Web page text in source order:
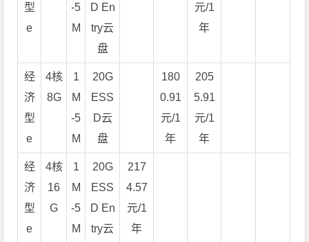
型
e
-5
M
D En
try云
盘
元/1
年
经
济
型
e
4核
8G
1
M
-5
M
20G
ESS
D云
盘
180
0.91
元/1
年
205
5.91
元/1
年
经
济
型
e
4核
16
G
1
M
-5
M
20G
ESS
D En
try云
217
4.57
元/1
年